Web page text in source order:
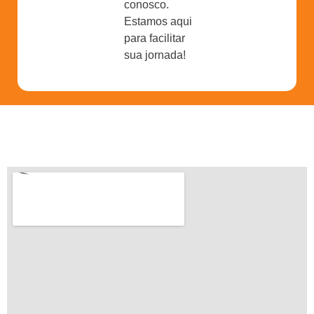
conosco.
Estamos aqui
para facilitar
sua jornada!